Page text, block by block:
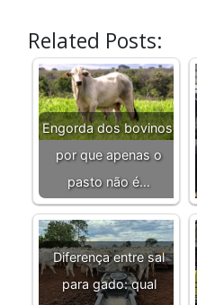
Related Posts:
Engorda dos bovinos:
por que apenas o
pasto não é…
Diferença entre sal
para gado: qual